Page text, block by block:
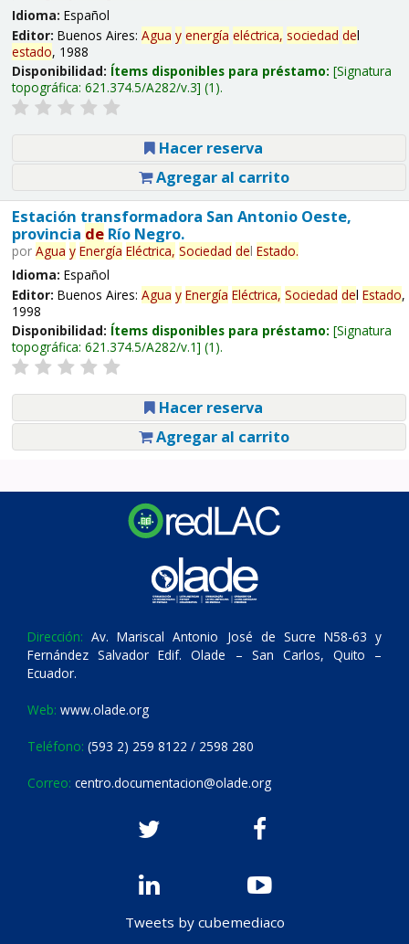
Idioma: Español
Editor: Buenos Aires: Agua y energía eléctrica, sociedad del
estado, 1988
Disponibilidad: Ítems disponibles para préstamo: Signatura
topográfica: 621.374.5/A282/v.3 (1).
Hacer reserva
Agregar al carrito
Estación transformadora San Antonio Oeste,
provincia deRío Negro.
por Agua y Energía Eléctrica, Sociedad del Estado.
Idioma: Español
Editor: Buenos Aires: Agua y Energía Eléctrica, Sociedad del Estado,
1998
Disponibilidad: Ítems disponibles para préstamo: Signatura
topográfica: 621.374.5/A282/v.1 (1).
Hacer reserva
Agregar al carrito
Dirección: Av. Mariscal Antonio José de Sucre N58-63 y
Fernández Salvador Edif. Olade – San Carlos, Quito –
Ecuador.
Web: www.olade.org
Teléfono: (593 2) 259 8122 / 2598 280
Correo: centro.documentacion@olade.org
Tweets by cubemediaco